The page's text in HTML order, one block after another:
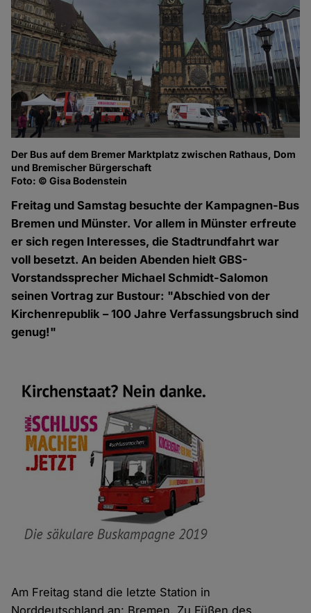
Der Bus auf dem Bremer Marktplatz zwischen Rathaus, Dom
und Bremischer Bürgerschaft
Foto: © Gisa Bodenstein
Freitag und Samstag besuchte der Kampagnen-Bus
Bremen und Münster. Vor allem in Münster erfreute
er sich regen Interesses, die Stadtrundfahrt war
voll besetzt. An beiden Abenden hielt GBS-
Vorstandssprecher Michael Schmidt-Salomon
seinen Vortrag zur Bustour: "Abschied von der
Kirchenrepublik – 100 Jahre Verfassungsbruch sind
genug!"
Am Freitag stand die letzte Station in